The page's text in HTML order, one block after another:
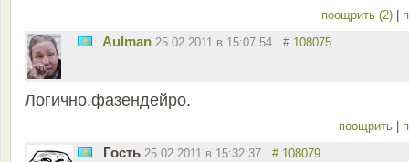
поощрить (2)
Aulman 25.02.2011 в 15:07:54 # 108075
Логично,фазендейро.
поощрить
Гость 25.02.2011 в 15:32:37 # 108079